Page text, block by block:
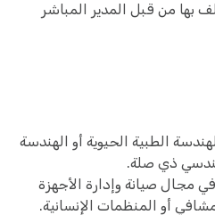
بها من قبل المدير المباشر
الطبية الحيوية أو الهندسة
ذي صلة.
مجال صيانة وإدارة الأجهزة
أو المنظمات الإنسانية.